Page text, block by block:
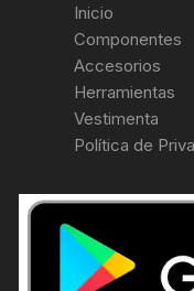
Inicio
Componentes
Accesorios
Herramientas
Vestimenta
Política de